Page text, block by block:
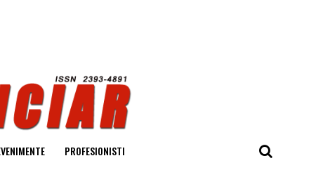
PROFESIONISTI